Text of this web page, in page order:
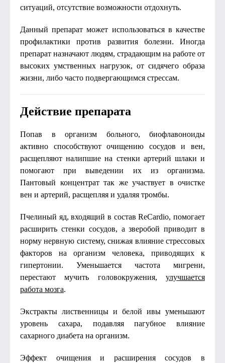
ситуаций, отсутствие возможности отдохнуть.
Данный препарат может использоваться в качестве
профилактики против развития болезни. Иногда
препарат назначают людям, страдающим на работе от
высоких умственных нагрузок, от сидячего образа
жизни, либо часто подвергающимся стрессам.
Действие препарата
Попав в организм больного, биофлавоноиды
активно способствуют очищению сосудов и вен,
расщепляют налипшие на стенки артерий шлаки и
помогают при выведении их из организма.
Пантовый концентрат так же участвует в очистке
вен и артерий, расщепляя и удаляя тромбы.
Пчелиный яд, входящий в состав ReCardio, помогает
расширить стенки сосудов, а зверобой приводит в
норму нервную систему, снижая влияние стрессовых
факторов на организм человека, приводящих к
гипертонии. Уменьшается частота мигрени,
перестают мучить головокружения, улучшается
работа мозга.
Экстракты лиственницы и белой ивы уменьшают
уровень сахара, подавляя пагубное влияние
сахарного диабета на организм.
Эффект очищения и расширения сосудов в